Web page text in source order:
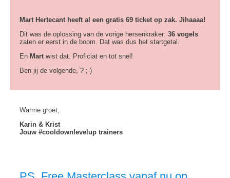
Mart Hertecant heeft al een gratis 69 ticket op zak. Jihaaaa!
Dit was de oplossing van de vorige hersenkraker: 36 vogels
zaten er eerst in de boom. Dat was dus het startgetal.
En Mart wist dat. Proficiat en tot snel!
Ben jij de volgende, ? ;-)
Warme groet,
Karin & Krist
Jouw #cooldownlevelup trainers